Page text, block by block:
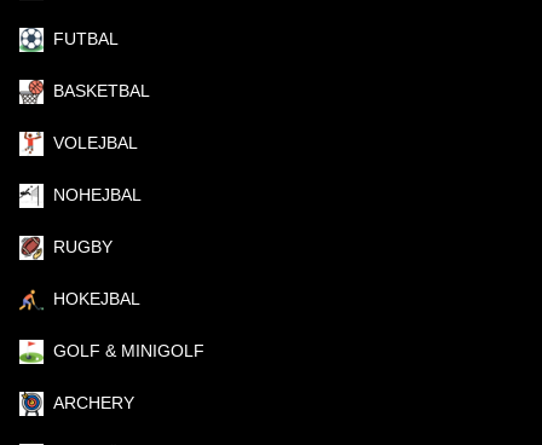
FUTBAL
BASKETBAL
VOLEJBAL
NOHEJBAL
RUGBY
HOKEJBAL
GOLF & MINIGOLF
ARCHERY